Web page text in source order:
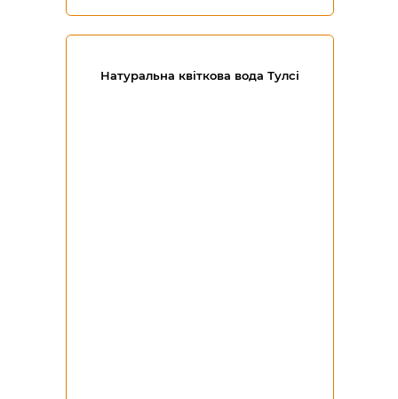
Натуральна квіткова вода Тулсі